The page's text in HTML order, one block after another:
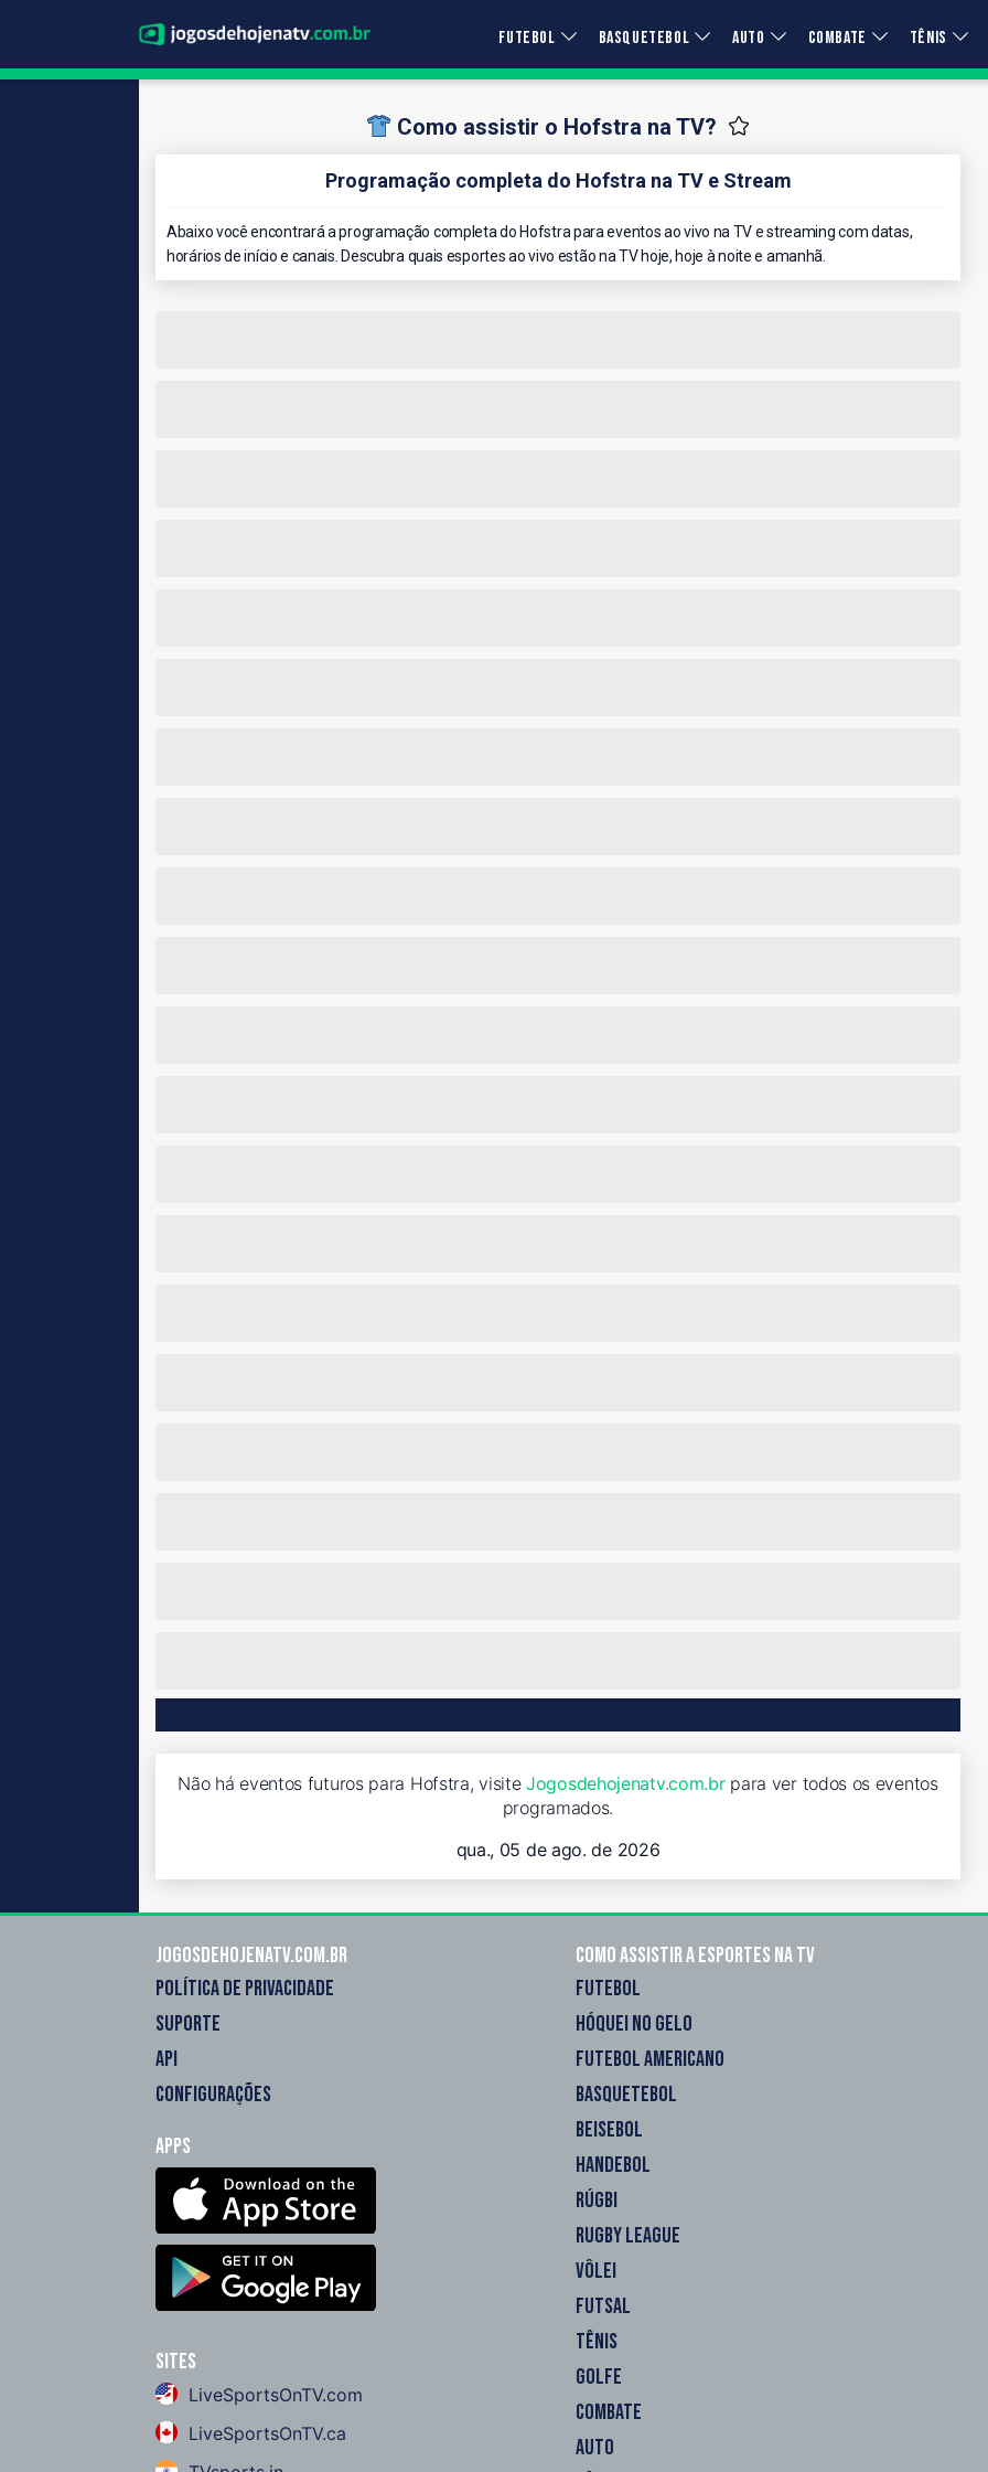
FUTEBOL BASQUETEBOL AUTO COMBATE TÊNIS
Como assistir o Hofstra na TV?
Programação completa do Hofstra na TV e Stream
Abaixo você encontrará a programação completa do Hofstra para eventos ao vivo na TV e streaming com datas,
horários de início e canais. Descubra quais esportes ao vivo estão na TV hoje, hoje à noite e amanhã.
Não há eventos futuros para Hofstra, visiteJogosdehojenatv.com.brpara ver todos os eventos
programados.
qua., 05 de ago. de 2026
Jogosdehojenatv.com.br
POLÍTICA DE PRIVACIDADE
SUPORTE
API
CONFIGURAÇÕES
Apps
Sites
LiveSportsOnTV.com
LiveSportsOnTV.ca
Como assistir a esportes na TV
FUTEBOL
HÓQUEI NO GELO
FUTEBOL AMERICANO
BASQUETEBOL
BEISEBOL
HANDEBOL
RÚGBI
RUGBY LEAGUE
VÔLEI
FUTSAL
TÊNIS
GOLFE
COMBATE
AUTO